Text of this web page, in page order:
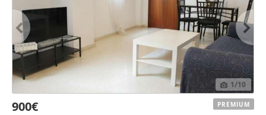
1/10
900€ PREMIUM